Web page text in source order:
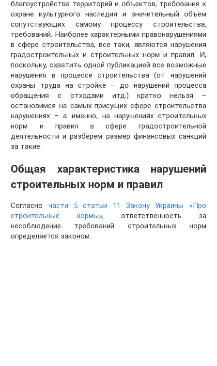
благоустройства территорий и объектов, требования к
охране культурного наследия и значительный объем
сопутствующих самому процессу строительства,
требований. Наиболее характерными правонарушениями
в сфере строительства, всё таки, являются нарушения
градостроительных и строительных норм и правил. И,
поскольку, охватить одной публикацией все возможные
нарушения в процессе строительства (от нарушений
охраны труда на стройке – до нарушений процесса
обращения с отходами итд.) кратко нельзя –
остановимся на самых присущих сфере строительства
нарушениях – а именно, на нарушениях строительных
норм и правил в сфере градостроительной
деятельности и разберем размер финансовых санкций
за такие.
Общая характеристика нарушений
строительных норм и правил
Согласно части 5 статьи 11 Закону Украины «Про
строительные нормы», ответственность за
несоблюдение требований строительных норм
определяется законом.